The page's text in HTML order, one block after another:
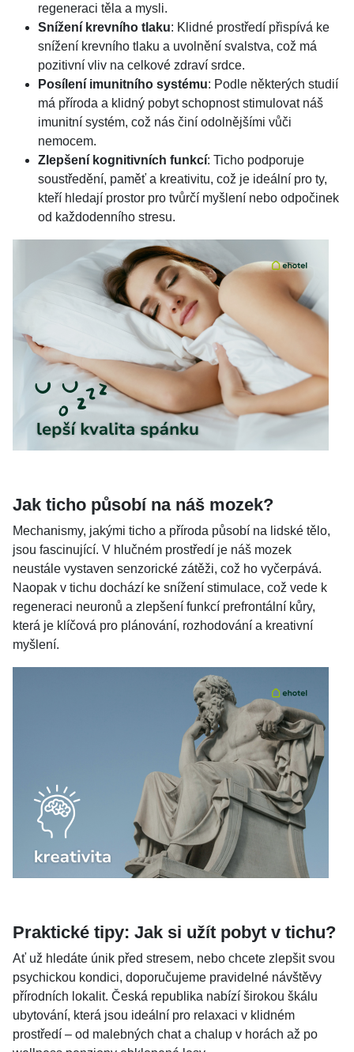
regeneraci těla a mysli.
Snížení krevního tlaku: Klidné prostředí přispívá ke
snížení krevního tlaku a uvolnění svalstva, což má
pozitivní vliv na celkové zdraví srdce.
Posílení imunitního systému: Podle některých studií
má příroda a klidný pobyt schopnost stimulovat náš
imunitní systém, což nás činí odolnějšími vůči
nemocem.
Zlepšení kognitivních funkcí: Ticho podporuje
soustředění, paměť a kreativitu, což je ideální pro ty,
kteří hledají prostor pro tvůrčí myšlení nebo odpočinek
od každodenního stresu.
Jak ticho působí na náš mozek?
Mechanismy, jakými ticho a příroda působí na lidské tělo,
jsou fascinující. V hlučném prostředí je náš mozek
neustále vystaven senzorické zátěži, což ho vyčerpává.
Naopak v tichu dochází ke snížení stimulace, což vede k
regeneraci neuronů a zlepšení funkcí prefrontální kůry,
která je klíčová pro plánování, rozhodování a kreativní
myšlení.
Praktické tipy: Jak si užít pobyt v tichu?
Ať už hledáte únik před stresem, nebo chcete zlepšit svou
psychickou kondici, doporučujeme pravidelné návštěvy
přírodních lokalit. Česká republika nabízí širokou škálu
ubytování, která jsou ideální pro relaxaci v klidném
prostředí – od malebných chat a chalup v horách až po